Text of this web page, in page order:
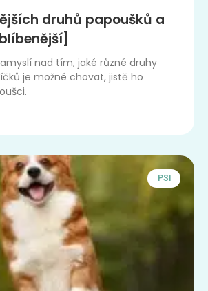
druhů papoušků a
nad tím, jaké různé druhy
je možné chovat, jistě ho
PSI